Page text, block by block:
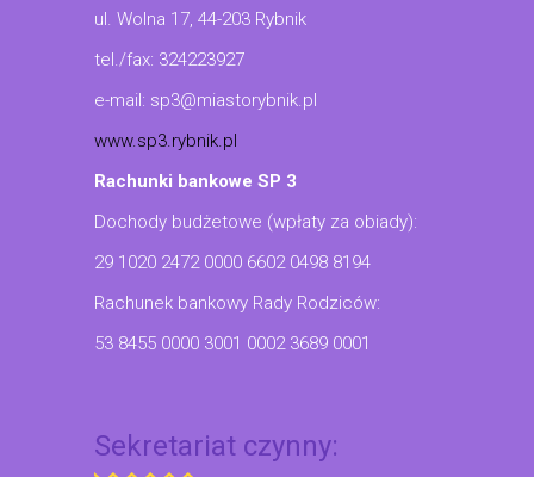
ul. Wolna 17, 44-203 Rybnik
tel./fax: 324223927
e-mail: sp3@miastorybnik.pl
www.sp3.rybnik.pl
Rachunki bankowe SP 3
Dochody budżetowe (wpłaty za obiady):
29 1020 2472 0000 6602 0498 8194
Rachunek bankowy Rady Rodziców:
53 8455 0000 3001 0002 3689 0001
Sekretariat czynny: